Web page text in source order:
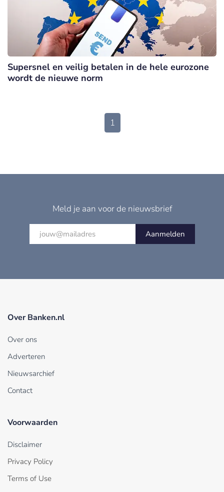
Supersnel en veilig betalen in de hele eurozone
wordt de nieuwe norm
1
Meld je aan voor de nieuwsbrief
Aanmelden
Over Banken.nl
Over ons
Adverteren
Nieuwsarchief
Contact
Voorwaarden
Disclaimer
Privacy Policy
Terms of Use